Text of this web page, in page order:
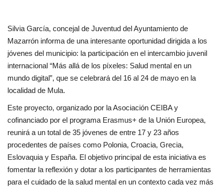
Silvia García, concejal de Juventud del Ayuntamiento de
Mazarrón informa de una interesante oportunidad dirigida a los
jóvenes del municipio: la participación en el intercambio juvenil
internacional “Más allá de los píxeles: Salud mental en un
mundo digital”, que se celebrará del 16 al 24 de mayo en la
localidad de Mula.
Este proyecto, organizado por la Asociación CEIBA y
cofinanciado por el programa Erasmus+ de la Unión Europea,
reunirá a un total de 35 jóvenes de entre 17 y 23 años
procedentes de países como Polonia, Croacia, Grecia,
Eslovaquia y España. El objetivo principal de esta iniciativa es
fomentar la reflexión y dotar a los participantes de herramientas
para el cuidado de la salud mental en un contexto cada vez más